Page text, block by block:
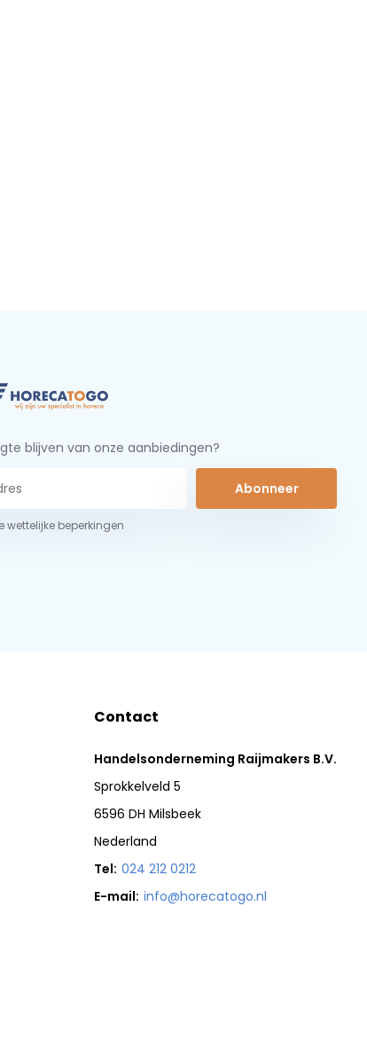
blijven van onze aanbiedingen?
Abonneer
wettelijke beperkingen
Contact
Handelsonderneming Raijmakers B.V.
Sprokkelveld 5
6596 DH Milsbeek
Nederland
Tel: 024 212 0212
E-mail: info@horecatogo.nl